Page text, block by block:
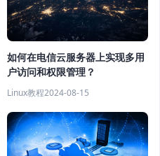
如何在电信云服务器上实现多用
户访问和权限管理？
Linux教程2024-08-15